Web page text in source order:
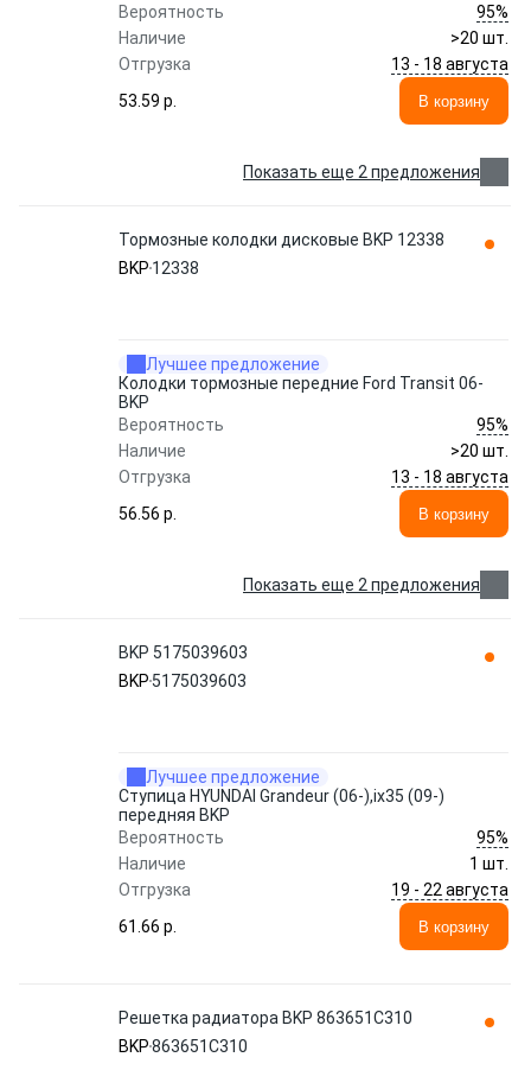
Вероятность
95%
Наличие
>20 шт.
Отгрузка
13 - 18 августа
53.59 p.
В корзину
Показать еще 2 предложения
Тормозные колодки дисковые BKP 12338
BKP 12338
Лучшее предложение
Колодки тормозные передние Ford Transit 06-
BKP
Вероятность
95%
Наличие
>20 шт.
Отгрузка
13 - 18 августа
56.56 p.
В корзину
Показать еще 2 предложения
BKP 5175039603
BKP 5175039603
Лучшее предложение
Ступица HYUNDAI Grandeur (06-),ix35 (09-)
передняя BKP
Вероятность
95%
Наличие
1 шт.
Отгрузка
19 - 22 августа
61.66 p.
В корзину
Решетка радиатора BKP 863651C310
BKP863651C310